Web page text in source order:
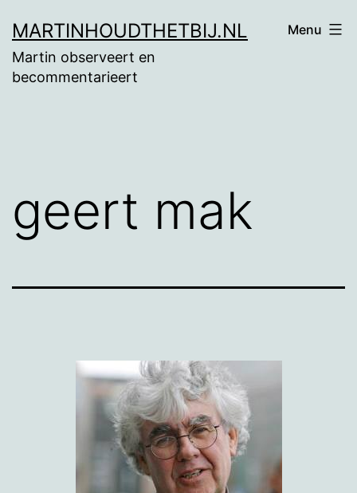
naar
de
MARTINHOUDTHETBIJ.NL
Martin observeert en
becommentarieert
Menu
geert mak